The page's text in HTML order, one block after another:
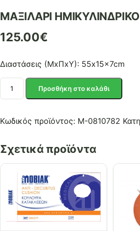
ΜΑΞΙΛΑΡΙ ΗΜΙΚΥΛΙΝΔΡΙΚΟ
125.00€
Διαστάσεις (ΜxΠxΥ): 55x15x7cm
ΜΑΞΙΛΑΡΙ
ΗΜΙΚΥΛΙΝΔΡΙΚΟ
Προσθήκη στο καλάθι
Κωδικός προϊόντος: Μ-0810782
Σχετικά προϊόντα